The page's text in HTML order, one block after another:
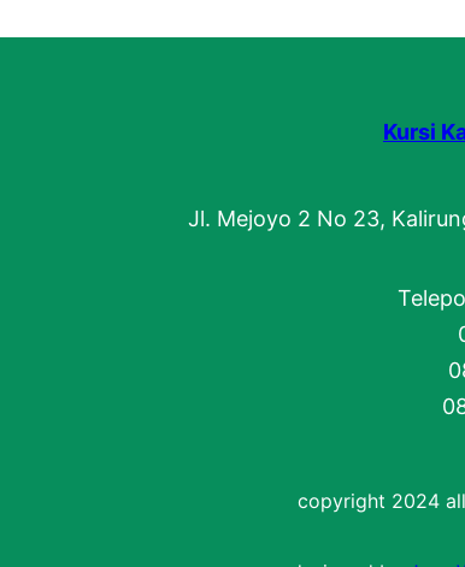
Kursi
Jl. Mejoyo 2 No 23,
copyright 2024